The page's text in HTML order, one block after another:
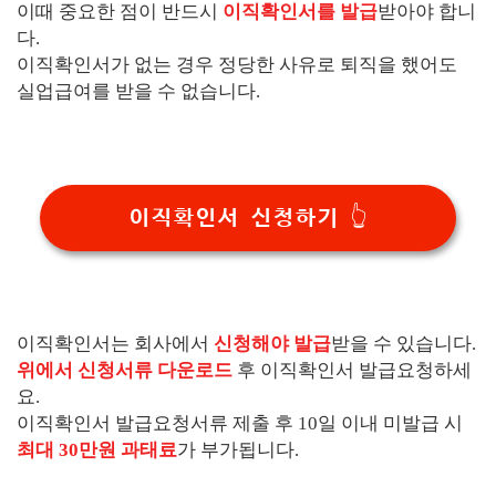
이때 중요한 점이 반드시 이직확인서를 발급받아야 합니
다.
이직확인서가 없는 경우 정당한 사유로 퇴직을 했어도
실업급여를 받을 수 없습니다.
이직확인서 신청하기 👆
이직확인서는 회사에서 신청해야 발급받을 수 있습니다.
위에서 신청서류 다운로드 후 이직확인서 발급요청하세
요.
이직확인서 발급요청서류 제출 후 10일 이내 미발급 시
최대 30만원 과태료가 부가됩니다.